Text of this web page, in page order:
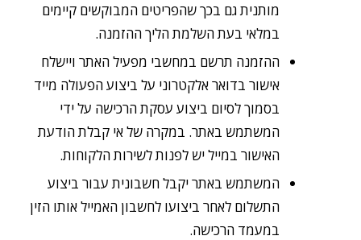
מותנית גם בכך שהפריטים המבוקשים קיימים
במלאי בעת השלמת הליך ההזמנה.
ההזמנה תרשם במחשבי מפעיל האתר ויישלח
אישור בדואר אלקטרוני על ביצוע הפעולה מייד
בסמוך לסיום ביצוע עסקת הרכישה על ידי
המשתמש באתר. במקרה של אי קבלת הודעת
האישור במייל יש לפנות לשירות הלקוחות.
המשתמש באתר יקבל חשבונית עבור ביצוע
התשלום לאחר ביצועו לחשבון האמייל אותו הזין
במעמד הרכישה.